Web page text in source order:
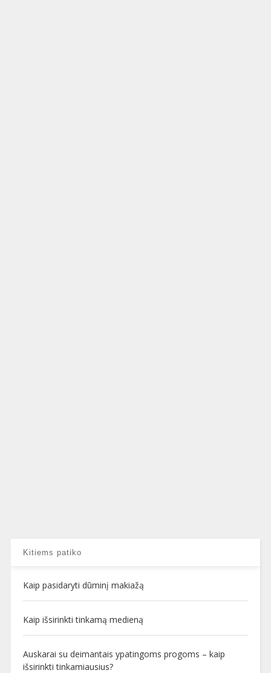
Kitiems patiko
Kaip pasidaryti dūminį makiažą
Kaip išsirinkti tinkamą medieną
Auskarai su deimantais ypatingoms progoms – kaip
išsirinkti tinkamiausius?